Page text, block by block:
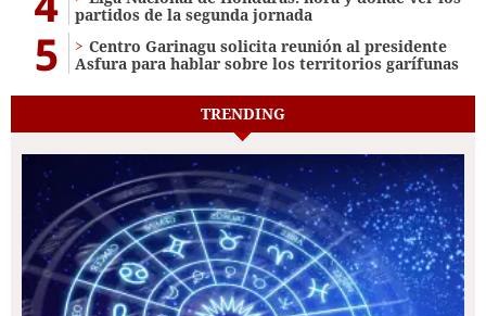
partidos de la segunda jornada
5
Centro Garinagu solicita reunión al presidente
Asfura para hablar sobre los territorios garífunas
TRENDING